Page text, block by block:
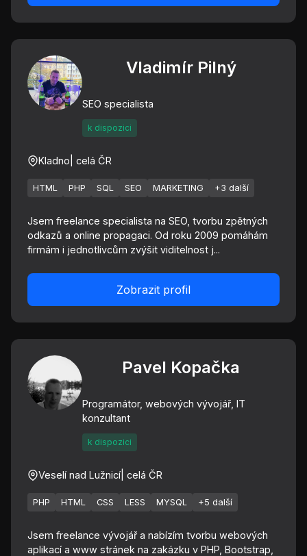
Vladimír Pilný
SEO specialista
k dispozici
Kladno | celá ČR
HTML PHP SQL SEO MARKETING +3 další
Jsem freelance specialista na SEO, tvorbu zpětných
odkazů a online propagaci. Od roku 2009 pomáhám
firmám i jednotlivcům zvýšit viditelnost j...
Zobrazit profil
Pavel Kopačka
Programátor, webových vývojář, IT
konzultant
k dispozici
Veselí nad Lužnicí | celá ČR
PHP HTML CSS LESS MYSQL +5 další
Jsem freelance vývojář a nabízím tvorbu webových
aplikací a www stránek na zakázku v PHP, Bootstrap,